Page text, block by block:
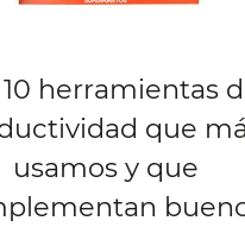
10 herramientas
que
usamos y que